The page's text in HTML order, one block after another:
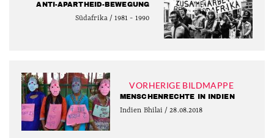
ANTI-APARTHEID-BEWEGUNG
Südafrika / 1981 - 1990
VORHERIGE BILDMAPPE
MENSCHENRECHTE IN INDIEN
Indien Bhilai / 28.08.2018